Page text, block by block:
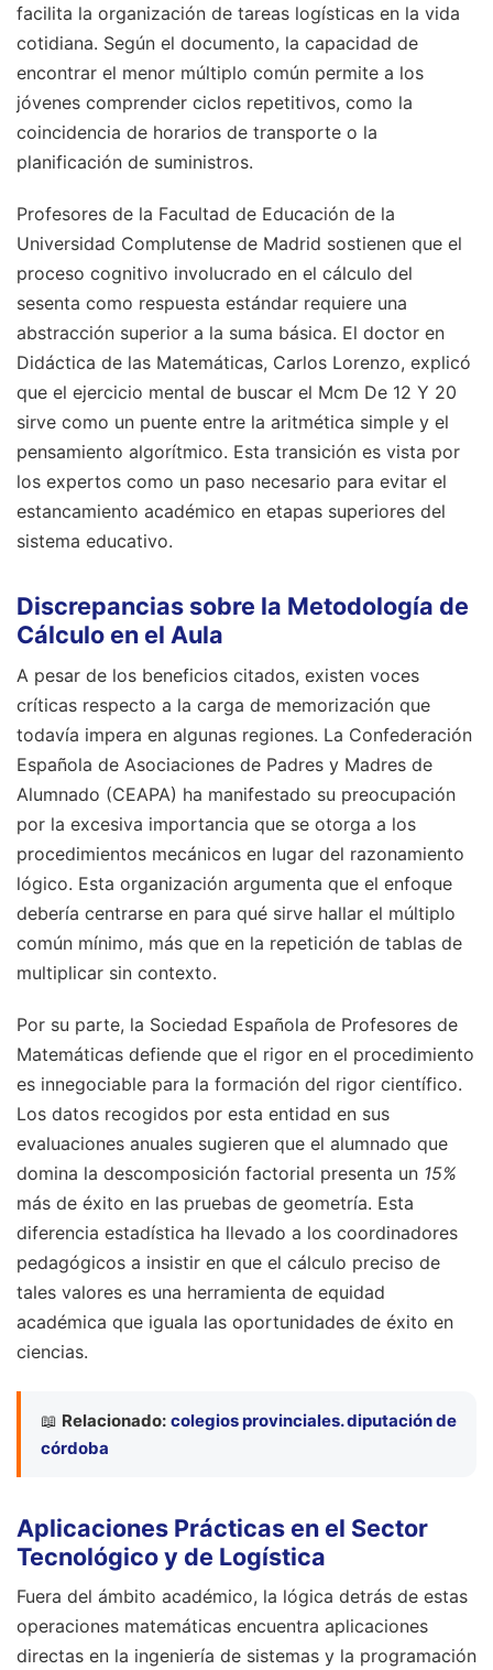
facilita la organización de tareas logísticas en la vida
cotidiana. Según el documento, la capacidad de
encontrar el menor múltiplo común permite a los
jóvenes comprender ciclos repetitivos, como la
coincidencia de horarios de transporte o la
planificación de suministros.
Profesores de la Facultad de Educación de la
Universidad Complutense de Madrid sostienen que el
proceso cognitivo involucrado en el cálculo del
sesenta como respuesta estándar requiere una
abstracción superior a la suma básica. El doctor en
Didáctica de las Matemáticas, Carlos Lorenzo, explicó
que el ejercicio mental de buscar el Mcm De 12 Y 20
sirve como un puente entre la aritmética simple y el
pensamiento algorítmico. Esta transición es vista por
los expertos como un paso necesario para evitar el
estancamiento académico en etapas superiores del
sistema educativo.
Discrepancias sobre la Metodología de
Cálculo en el Aula
A pesar de los beneficios citados, existen voces
críticas respecto a la carga de memorización que
todavía impera en algunas regiones. La Confederación
Española de Asociaciones de Padres y Madres de
Alumnado (CEAPA) ha manifestado su preocupación
por la excesiva importancia que se otorga a los
procedimientos mecánicos en lugar del razonamiento
lógico. Esta organización argumenta que el enfoque
debería centrarse en para qué sirve hallar el múltiplo
común mínimo, más que en la repetición de tablas de
multiplicar sin contexto.
Por su parte, la Sociedad Española de Profesores de
Matemáticas defiende que el rigor en el procedimiento
es innegociable para la formación del rigor científico.
Los datos recogidos por esta entidad en sus
evaluaciones anuales sugieren que el alumnado que
domina la descomposición factorial presenta un 15%
más de éxito en las pruebas de geometría. Esta
diferencia estadística ha llevado a los coordinadores
pedagógicos a insistir en que el cálculo preciso de
tales valores es una herramienta de equidad
académica que iguala las oportunidades de éxito en
ciencias.
📖 Relacionado: colegios provinciales. diputación de
córdoba
Aplicaciones Prácticas en el Sector
Tecnológico y de Logística
Fuera del ámbito académico, la lógica detrás de estas
operaciones matemáticas encuentra aplicaciones
directas en la ingeniería de sistemas y la programación